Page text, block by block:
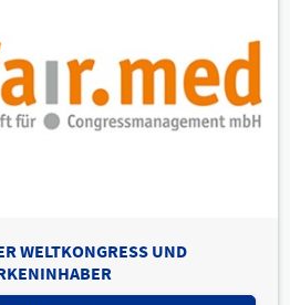
WELTKONGRESS UND